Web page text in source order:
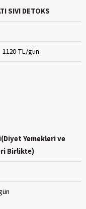
SIVI DETOKS
1120 TL/gün
Yemekleri ve
Birlikte)